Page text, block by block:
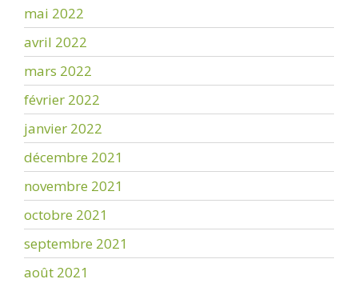
mai 2022
avril 2022
mars 2022
février 2022
janvier 2022
décembre 2021
novembre 2021
octobre 2021
septembre 2021
août 2021